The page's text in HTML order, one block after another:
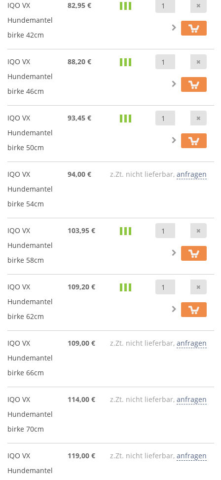
IQO VX
Hundemantel
birke 42cm
82,95 €
IQO VX
Hundemantel
birke 46cm
88,20 €
IQO VX
Hundemantel
birke 50cm
93,45 €
IQO VX
Hundemantel
birke 54cm
94,00 € z.Zt. nicht lieferbar, anfragen
IQO VX
Hundemantel
birke 58cm
103,95 €
IQO VX
Hundemantel
birke 62cm
109,20 €
IQO VX
Hundemantel
birke 66cm
109,00 € z.Zt. nicht lieferbar, anfragen
IQO VX
Hundemantel
birke 70cm
114,00 € z.Zt. nicht lieferbar, anfragen
IQO VX
Hundemantel
119,00 € z.Zt. nicht lieferbar, anfragen